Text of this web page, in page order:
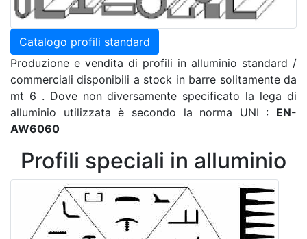
Catalogo profili standard
Produzione e vendita di profili in alluminio standard /
commerciali disponibili a stock in barre solitamente da
mt 6 . Dove non diversamente specificato la lega di
alluminio utilizzata è secondo la norma UNI : EN-
AW6060
Profili speciali in alluminio